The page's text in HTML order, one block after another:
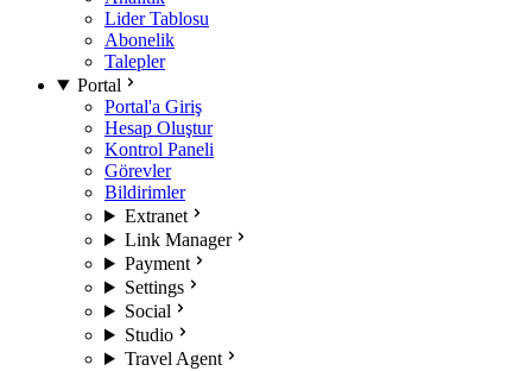
Lider Tablosu
Abonelik
Talepler
Portal
Portal'a Giriş
Hesap Oluştur
Kontrol Paneli
Görevler
Bildirimler
Extranet
Link Manager
Payment
Settings
Social
Studio
Travel Agent